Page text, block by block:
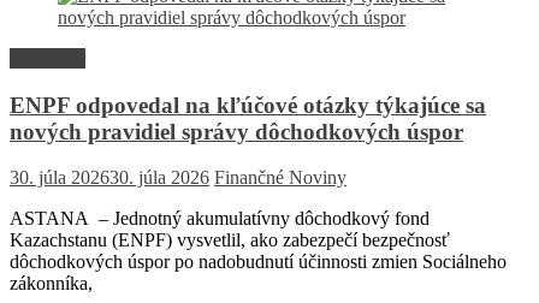
ENPF odpovedal na kľúčové otázky týkajúce sa
nových pravidiel správy dôchodkových úspor
30. júla 202630. júla 2026 Finančné Noviny
ASTANA – Jednotný akumulatívny dôchodkový fond
Kazachstanu (ENPF) vysvetlil, ako zabezpečí bezpečnosť
dôchodkových úspor po nadobudnutí účinnosti zmien Sociálneho
zákonníka,